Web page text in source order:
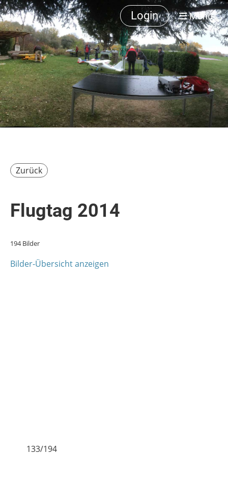
Login Menü
Zurück
Flugtag 2014
194 Bilder
Bilder-Übersicht anzeigen